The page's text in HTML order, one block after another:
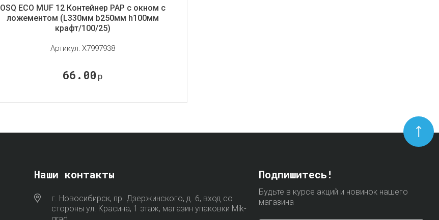
OSQ ECO MUF 12 Контейнер РАР с окном с
ложементом (L330мм b250мм h100мм
крафт/100/25)
Артикул: X7997938
66.00 р
Наши контакты
г. Новосибирск, пр. Дзержинского, д. 6, вход со
стороны ул. Красина, 1 этаж, магазин упаковки Mik-
Подпишитесь!
Будьте в курсе акций и новинок нашего
магазина